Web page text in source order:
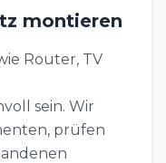
montieren
Router, TV
sein. Wir
prüfen